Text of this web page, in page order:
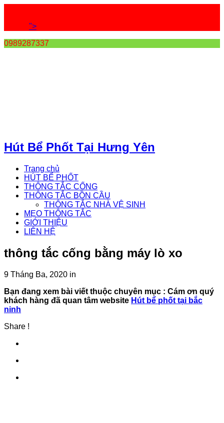
">
0989287337
Hút Bể Phốt Tại Hưng Yên
Trang chủ
HÚT BỂ PHỐT
THÔNG TẮC CỐNG
THÔNG TẮC BỒN CẦU
THÔNG TẮC NHÀ VỆ SINH
MẸO THÔNG TẮC
GIỚI THIỆU
LIÊN HỆ
thông tắc cống bằng máy lò xo
9 Tháng Ba, 2020 in
Bạn đang xem bài viết thuộc chuyên mục : Cám ơn quý
khách hàng đã quan tâm website Hút bể phốt tại bắc
ninh
Share !